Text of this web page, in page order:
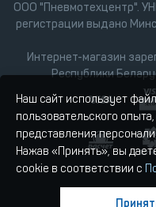
ООО "Пневмотехцентр".
регистрации выдано
Интернет-магазин
Республики
Наш сайт использует
пользовательского
представления
Нажав «Принять», вы
cookie в соответствии с